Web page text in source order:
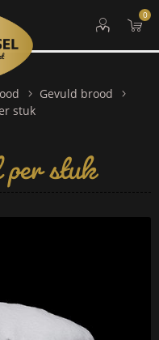
0
Gevuld brood
stuk
stuk